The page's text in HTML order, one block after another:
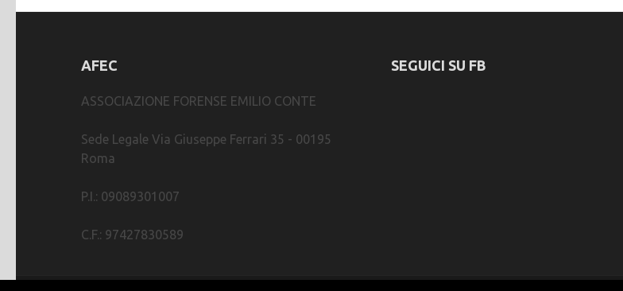
AFEC
ASSOCIAZIONE FORENSE EMILIO CONTE
Sede Legale Via Giuseppe Ferrari 35 - 00195
Roma
P.I.: 09089301007
C.F.: 97427830589
SEGUICI SU FB